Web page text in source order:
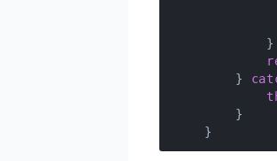
            }
        }
        }